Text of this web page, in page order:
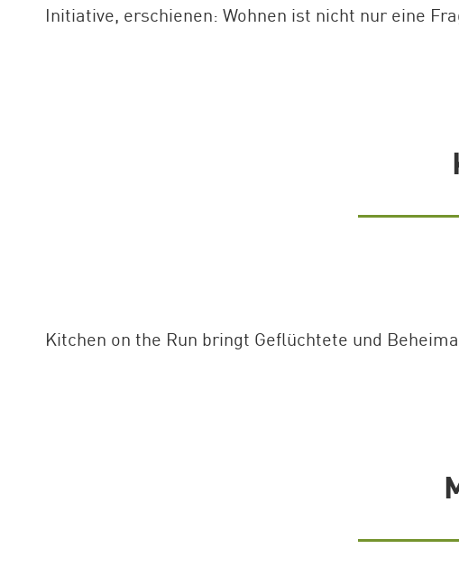
Initiative, erschienen: Wohnen ist nicht nur eine
Kitchen on the Run bringt Geflüchtete und